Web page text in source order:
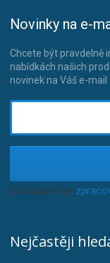
Novinky na e-
Chcete být pravdelně
nabídkách našich
novinek na Váš e-mail
Souhlasím se
Nejčastěji